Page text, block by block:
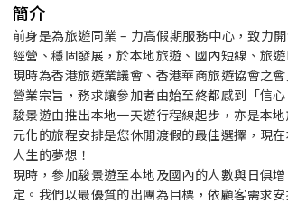
簡介
前身是為旅遊同業 – 力高假期服務中心，致力
經營、穩固發展，於本地旅遊、國內短線、旅
現時為香港旅遊業議會、香港華商旅遊協會之
營業宗旨，務求讓參加者由始至終都感到「信心
駿景遊由推出本地一天遊行程線起步，亦是本
元化的旅程安排是您休閒渡假的最佳選擇，現
人生的夢想！
現時，參加駿景遊至本地及國內的人數與日俱
定。我們以最優質的出團為目標，依顧客需求